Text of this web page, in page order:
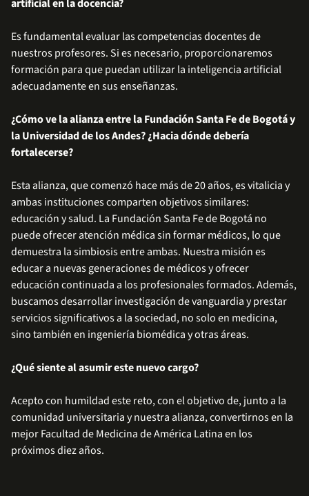
artificial en la docencia?
Es fundamental evaluar las competencias docentes de
nuestros profesores. Si es necesario, proporcionaremos
formación para que puedan utilizar la inteligencia artificial
adecuadamente en sus enseñanzas.
¿Cómo ve la alianza entre la Fundación Santa Fe de Bogotá y
la Universidad de los Andes? ¿Hacia dónde debería
fortalecerse?
Esta alianza, que comenzó hace más de 20 años, es vitalicia y
ambas instituciones comparten objetivos similares:
educación y salud. La Fundación Santa Fe de Bogotá no
puede ofrecer atención médica sin formar médicos, lo que
demuestra la simbiosis entre ambas. Nuestra misión es
educar a nuevas generaciones de médicos y ofrecer
educación continuada a los profesionales formados. Además,
buscamos desarrollar investigación de vanguardia y prestar
servicios significativos a la sociedad, no solo en medicina,
sino también en ingeniería biomédica y otras áreas.
¿Qué siente al asumir este nuevo cargo?
Acepto con humildad este reto, con el objetivo de, junto a la
comunidad universitaria y nuestra alianza, convertirnos en la
mejor Facultad de Medicina de América Latina en los
próximos diez años.